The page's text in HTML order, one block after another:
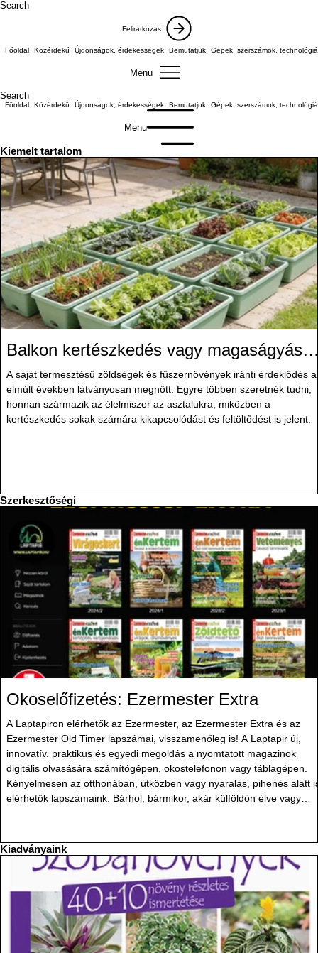
Search
Feliratkozás
Főoldal Közérdekű Újdonságok, érdekességek Bemutatjuk Gépek, szerszámok,
Menu
Search
Főoldal Közérdekű Újdonságok, érdekességek Bemutatjuk Gépek, szerszámok,
Menu
Kiemelt tartalom
Balkon kertészkedés vagy magaságyás?
Helytakarékos kertészkedés
A saját termesztésű zöldségek és fűszernövények iránti érdeklődés
elmúlt években látványosan megnőtt. Egyre többen szeretnék tudni,
honnan származik az élelmiszer az asztalukra, miközben a
kertészkedés sokak számára kikapcsolódást és feltöltődést is jelent.
Szerkesztőségi
Okoselőfizetés: Ezermester Extra
A Laptapiron elérhetők az Ezermester, az Ezermester Extra és az
Ezermester Old Timer lapszámai, visszamenőleg is! A Laptapir új,
innovatív, praktikus és egyedi megoldás a nyomtatott magazinok
digitális olvasására számítógépen, okostelefonon vagy táblagépen.
Kényelmesen az otthonában, útközben vagy nyaralás, pihenés alatt
elérhetők lapszámaink. Bárhol, bármikor, akár külföldön élve vagy
Kiadványaink